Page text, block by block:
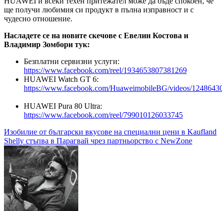
ще получи любимия си продукт в пълна изправност и с
чудесно отношение.
Насладете се на новите скечове с Евелин Костова и
Владимир Зомбори тук:
Безплатни сервизни услуги:
https://www.facebook.com/reel/1934653807381269
HUAWEI Watch GT 6:
https://www.facebook.com/HuaweimobileBG/videos/
HUAWEI Pura 80 Ultra:
https://www.facebook.com/reel/799010126033745
Навигация
Изобилие от български вкусове на специални цени в Kaufland
Shelly стъпва в Парагвай чрез партньорство с NewZone